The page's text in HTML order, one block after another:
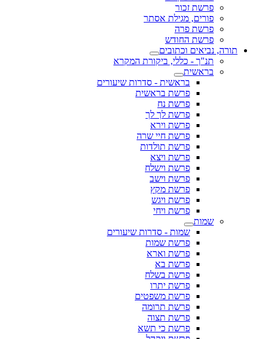
פרשת זכור
פורים, מגילת אסתר
פרשת פרה
פרשת החודש
תורה, נביאים וכתובים
תנ"ך - כללי, ביקורת המקרא
בראשית
בראשית - סדרות שיעורים
פרשת בראשית
פרשת נח
פרשת לך לך
פרשת וירא
פרשת חיי שרה
פרשת תולדות
פרשת ויצא
פרשת וישלח
פרשת וישב
פרשת מקץ
פרשת ויגש
פרשת ויחי
שמות
שמות - סדרות שיעורים
פרשת שמות
פרשת וארא
פרשת בא
פרשת בשלח
פרשת יתרו
פרשת משפטים
פרשת תרומה
פרשת תצוה
פרשת כי תשא